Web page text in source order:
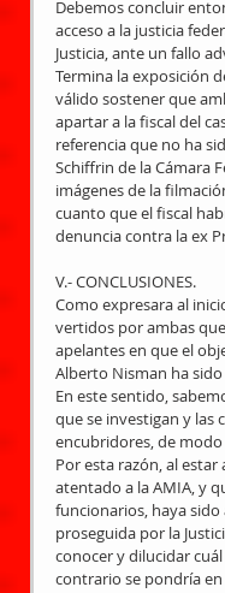
Debemos concluir
acceso a la justicia
Justicia, ante un fallo
Termina la exposición
válido sostener que
apartar a la fiscal del
referencia que no ha
Schiffrin de la Cámara
imágenes de la
cuanto que el fiscal
denuncia contra la ex
V.- CONCLUSIONES.
Como expresara al
vertidos por ambas
apelantes en que el
Alberto Nisman ha
En este sentido,
que se investigan y las
encubridores, de
Por esta razón, al
atentado a la AMIA, y
funcionarios, haya
proseguida por la
conocer y dilucidar
contrario se pondría